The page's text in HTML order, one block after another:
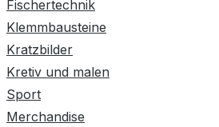
Fischertechnik
Klemmbausteine
Kratzbilder
Kretiv und malen
Sport
Merchandise